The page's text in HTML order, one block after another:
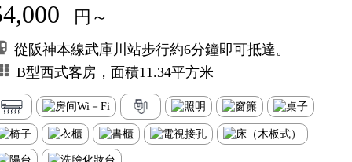
円～
從阪神本線武庫川站步行約6分鐘即可抵達。
B型西式客房，面積11.34平方米